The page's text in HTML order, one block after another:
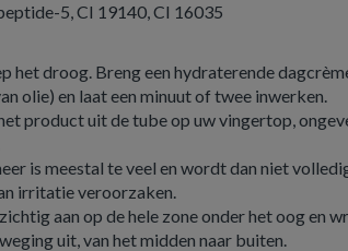
5, CI 19140, CI 16035
het droog. Breng een hydraterende
olie) en laat een minuut of twee inwerken.
product uit de tube op uw vingertop,
is meestal te veel en wordt dan niet
irritatie veroorzaken.
aan op de hele zone onder het oog en
uit, van het midden naar buiten.